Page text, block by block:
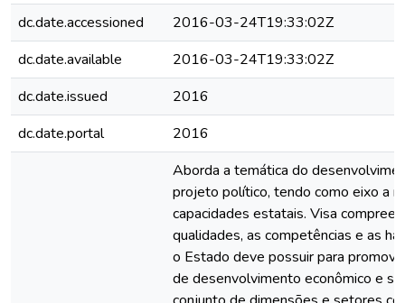
dc.date.accessioned
2016-03-24T19:33:02Z
dc.date.available
2016-03-24T19:33:02Z
dc.date.issued
2016
dc.date.portal
2016
Aborda a temática do
projeto político, tendo como eixo a
capacidades estatais. Visa
qualidades, as competências e as
o Estado deve possuir para
de desenvolvimento econômico e